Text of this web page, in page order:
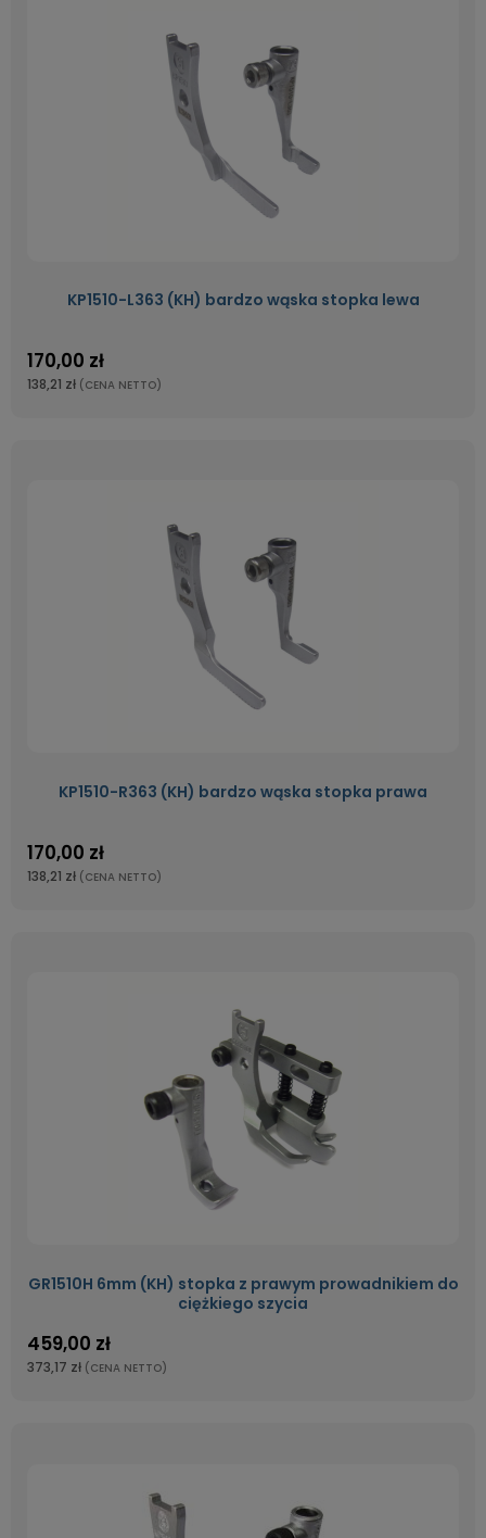
KP1510-L363 (KH) bardzo wąska stopka lewa
170,00 zł
138,21 zł (CENA NETTO)
KP1510-R363 (KH) bardzo wąska stopka prawa
170,00 zł
138,21 zł (CENA NETTO)
GR1510H 6mm (KH) stopka z prawym prowadnikiem do
ciężkiego szycia
459,00 zł
373,17 zł (CENA NETTO)